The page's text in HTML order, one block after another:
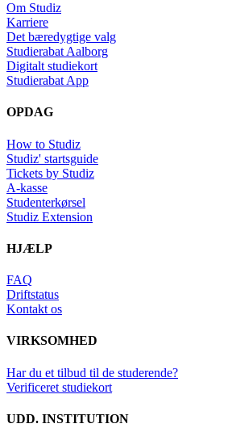
Om Studiz
Karriere
Det bæredygtige valg
Studierabat Aalborg
Digitalt studiekort
Studierabat App
OPDAG
How to Studiz
Studiz' startsguide
Tickets by Studiz
A-kasse
Studenterkørsel
Studiz Extension
HJÆLP
FAQ
Driftstatus
Kontakt os
VIRKSOMHED
Har du et tilbud til de studerende?
Verificeret studiekort
UDD. INSTITUTION